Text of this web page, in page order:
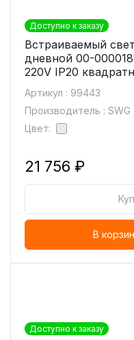
Доступно к заказу
Встраиваемый
дневной 00-
220V IP20
Артикул : 99443
Производитель : SWG
Цвет:
21 756 ₽
В
Доступно к заказу